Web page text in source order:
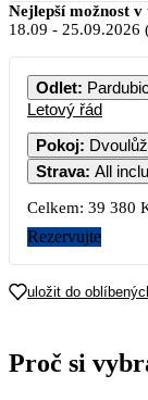
Nejlepší možnost
18.09 - 25.09.2026
Odlet:
Letový řád
Pokoj:
Strava: All
Celkem: 39 380
Rezervujte
uložit do
Proč si